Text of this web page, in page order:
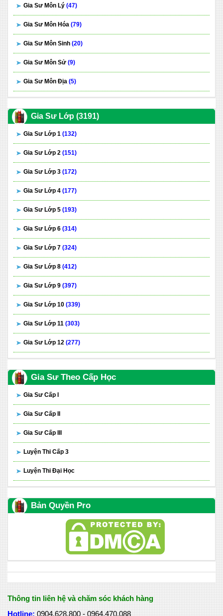
Gia Sư Môn Lý (47)
Gia Sư Môn Hóa (79)
Gia Sư Môn Sinh (20)
Gia Sư Môn Sử (9)
Gia Sư Môn Địa (5)
Gia Sư Lớp (3191)
Gia Sư Lớp 1 (132)
Gia Sư Lớp 2 (151)
Gia Sư Lớp 3 (172)
Gia Sư Lớp 4 (177)
Gia Sư Lớp 5 (193)
Gia Sư Lớp 6 (314)
Gia Sư Lớp 7 (324)
Gia Sư Lớp 8 (412)
Gia Sư Lớp 9 (397)
Gia Sư Lớp 10 (339)
Gia Sư Lớp 11 (303)
Gia Sư Lớp 12 (277)
Gia Sư Theo Cấp Học
Gia Sư Cấp I
Gia Sư Cấp II
Gia Sư Cấp III
Luyện Thi Cấp 3
Luyện Thi Đại Học
Bản Quyền Pro
Thông tin liên hệ và chăm sóc khách hàng
Hotline: 0904.628.800 - 0964.470.088